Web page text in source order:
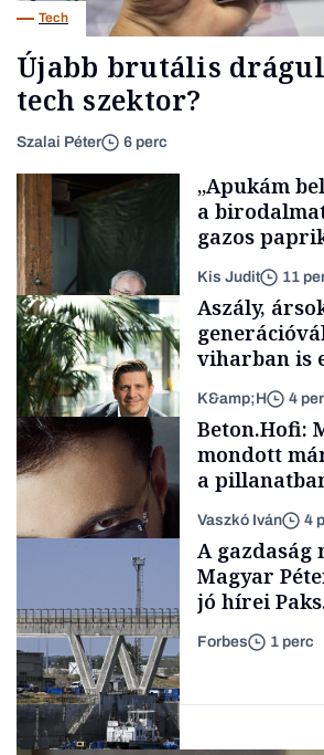
Tech
Újabb brutális
tech szektor?
Szalai Péter 6 perc
Családi
vállalkozások
„Apukám
a
gazos
fűszersztori
Kis Judit 11
TÁMOGATÓI
Aszály,
viharban is
K&amp;H 4
Forbes-sztori
Beton.Hofi:
mondott
a
kimondani
Vaszkó Iván 4
A gazdaság
Magyar
jó hírei Paks
Forbes 1 perc